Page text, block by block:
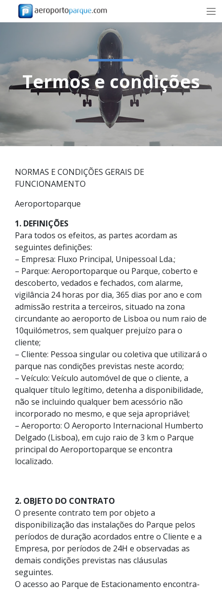
TARIFAS
SOBRE NÓS
AGÊNCIAS E EMPRESAS
CONTACTOS
RESERVAR
Termos e condições
NORMAS E CONDIÇÕES GERAIS DE
FUNCIONAMENTO
Aeroportoparque
1. DEFINIÇÕES
Para todos os efeitos, as partes acordam as
seguintes definições:
– Empresa: Fluxo Principal, Unipessoal Lda.;
– Parque: Aeroportoparque ou Parque, coberto e
descoberto, vedados e fechados, com alarme,
vigilância 24 horas por dia, 365 dias por ano e com
admissão restrita a terceiros, situado na zona
circundante ao aeroporto de Lisboa ou num raio de
10quilómetros, sem qualquer prejuízo para o
cliente;
– Cliente: Pessoa singular ou coletiva que utilizará o
parque nas condições previstas neste acordo;
– Veículo: Veículo automóvel de que o cliente, a
qualquer título legítimo, detenha a disponibilidade,
não se incluindo qualquer bem acessório não
incorporado no mesmo, e que seja apropriável;
– Aeroporto: O Aeroporto Internacional Humberto
Delgado (Lisboa), em cujo raio de 3 km o Parque
principal do Aeroportoparque se encontra
localizado.
2. OBJETO DO CONTRATO
O presente contrato tem por objeto a
disponibilização das instalações do Parque pelos
períodos de duração acordados entre o Cliente e a
Empresa, por períodos de 24H e observadas as
demais condições previstas nas cláusulas
seguintes.
O acesso ao Parque de Estacionamento encontra-